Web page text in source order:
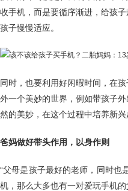
收手机，而是要循序渐进，给孩
孩子慢慢适应。
同时，也要利用好闲暇时间，在
外一个美妙的世界，例如带孩子
然的美妙，在这个过程中培养新兴
爸妈做好带头作用，以身作则
“父母是孩子最好的老师，同时也
机，那么大多也有一对爱玩手机